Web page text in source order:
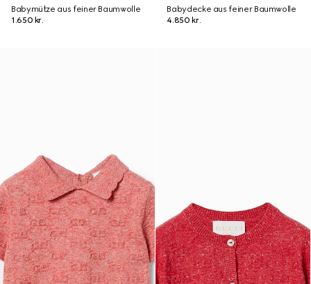
Babymütze aus feiner Baumwolle
1.650 kr.
Babydecke aus feiner Baumwolle
4.850 kr.